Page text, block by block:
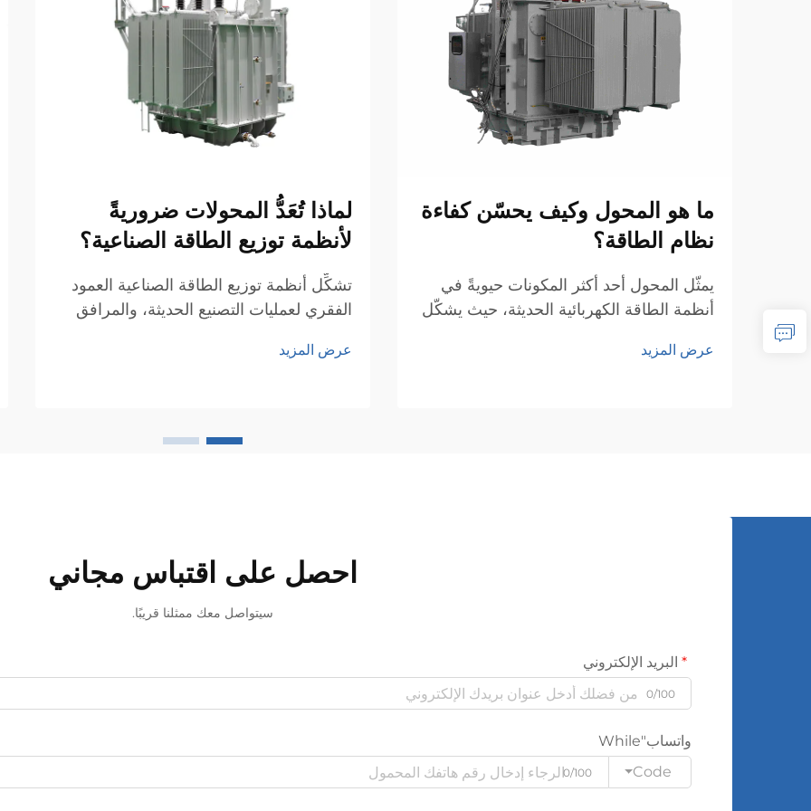
ما هو المحول وكيف يحسّن كفاءة
نظام الطاقة؟
يمثّل المحول أحد أكثر المكونات حيويةً في
أنظمة الطاقة الكهربائية الحديثة، حيث يشكّل
الشبكات الواسعة. وهذه الأجهزة
عرض المزيد
لماذا تُعَدُّ المحولات ضروريةً
لأنظمة توزيع الطاقة الصناعية؟
تشكِّل أنظمة توزيع الطاقة الصناعية العمود
الفقري لعمليات التصنيع الحديثة، والمرافق
هذه الشبكات المعقدة يكمن عنصرٌ أساسيٌّ
عرض المزيد
احصل على اقتباس مجاني
سيتواصل معك ممثلنا قريبًا.
البريد الإلكتروني
0/100
واتساب"While
Code
0/100